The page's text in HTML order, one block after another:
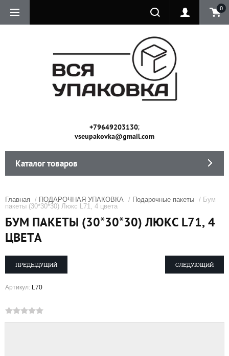
0
+79649203130;
vseupakovka@gmail.com
Каталог товаров
Главная / ПОДАРОЧНАЯ УПАКОВКА / Подарочные пакеты / Бум
пакеты (30*30*30) Люкс L71, 4 цвета
БУМ ПАКЕТЫ (30*30*30) ЛЮКС L71, 4
ЦВЕТА
ПРЕДЫДУЩИЙ СЛЕДУЮЩИЙ
Артикул: L70